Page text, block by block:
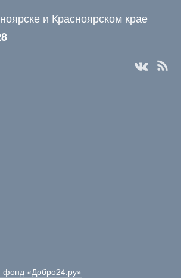
и Красноярском крае
фонд «Добро24.ру»